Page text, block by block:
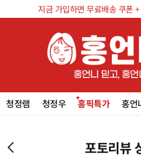
지금 가입하면 무료배송 쿠폰
청정램 청정우 홍픽특가 홍언
포토리뷰